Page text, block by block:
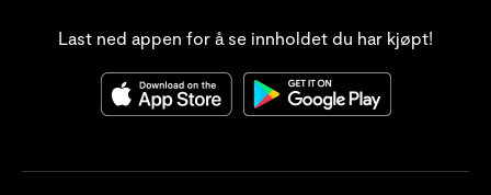
Last ned appen for å se innholdet du har kjøpt!